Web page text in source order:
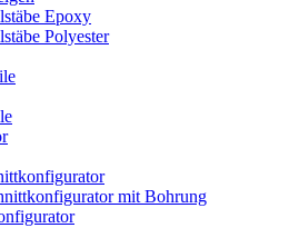
Epoxy
Polyester
mit Bohrung